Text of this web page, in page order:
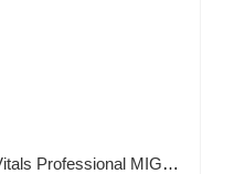
Сварочный аппарат Vitals Professional MIG 2000 Digital LCD